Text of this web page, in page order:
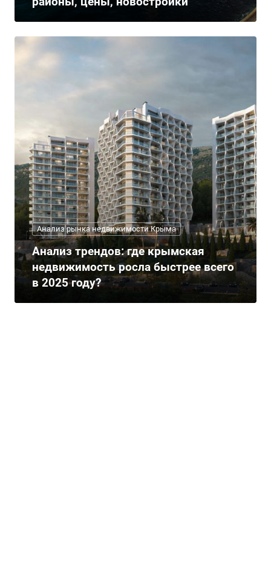
Анализ рынка недвижимости Крыма
Анализ трендов: где крымская
недвижимость росла быстрее всего
в 2025 году?